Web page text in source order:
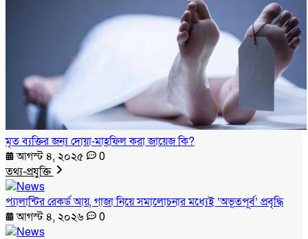
মৃত ব্যক্তির জন্য দোয়া-মাহফিল করা জায়েজ কি?
আগস্ট ৪, ২০২৫
0
তথ্য-প্রযুক্তি
প্যালান্টির রেকর্ড আয়, গাজা নিয়ে সমালোচনার মধ্যেই ‘অভূতপূর্ব’ প্রবৃদ্ধি
আগস্ট ৪, ২০২৬
0